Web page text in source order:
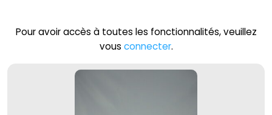
Pour avoir accès à toutes les fonctionnalités, veuillez
vous connecter.